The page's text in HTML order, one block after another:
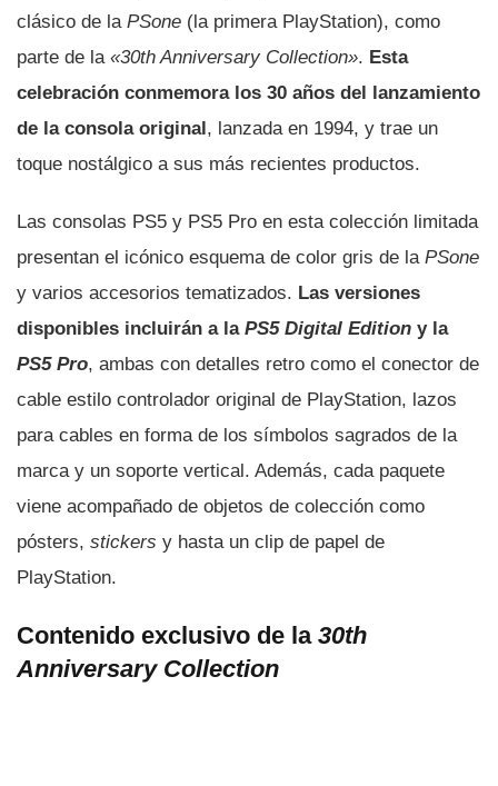
clásico de la PSone (la primera PlayStation), como
parte de la «30th Anniversary Collection». Esta
celebración conmemora los 30 años del lanzamiento
de la consola original, lanzada en 1994, y trae un
toque nostálgico a sus más recientes productos.
Las consolas PS5 y PS5 Pro en esta colección limitada
presentan el icónico esquema de color gris de la PSone
y varios accesorios tematizados. Las versiones
disponibles incluirán a la PS5 Digital Edition y la
PS5 Pro, ambas con detalles retro como el conector de
cable estilo controlador original de PlayStation, lazos
para cables en forma de los símbolos sagrados de la
marca y un soporte vertical. Además, cada paquete
viene acompañado de objetos de colección como
pósters, stickers y hasta un clip de papel de
PlayStation.
Contenido exclusivo de la 30th
Anniversary Collection